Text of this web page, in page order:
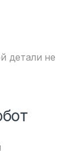
детали не